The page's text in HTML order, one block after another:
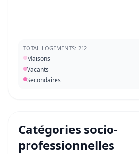
TOTAL LOGEMENTS: 212
Maisons
Vacants
Secondaires
Catégories socio-
professionnelles